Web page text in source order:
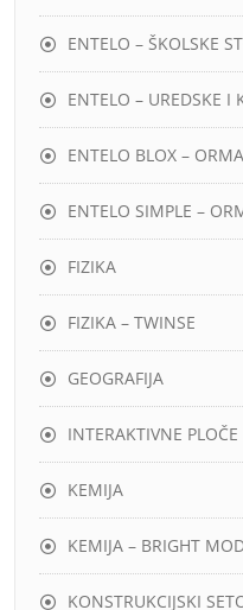
ENTELO – ŠKOLSKE
ENTELO – UREDSKE I
ENTELO BLOX –
ENTELO SIMPLE –
FIZIKA
FIZIKA – TWINSE
GEOGRAFIJA
INTERAKTIVNE
KEMIJA
KEMIJA – BRIGHT
KONSTRUKCIJSKI